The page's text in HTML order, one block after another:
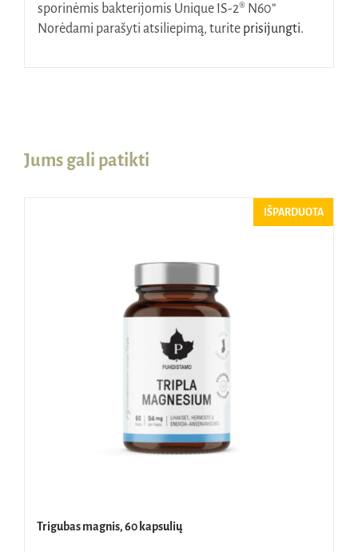
sporinėmis bakterijomis Unique IS-2® N60”
Norėdami parašyti atsiliepimą, turite prisijungti.
Jums gali patikti
IŠPARDUOTA
Trigubas magnis, 60 kapsulių